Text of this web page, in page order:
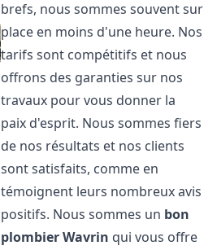
brefs, nous sommes souvent sur
place en moins d'une heure. Nos
tarifs sont compétitifs et nous
offrons des garanties sur nos
travaux pour vous donner la
paix d'esprit. Nous sommes fiers
de nos résultats et nos clients
sont satisfaits, comme en
témoignent leurs nombreux avis
positifs. Nous sommes un bon
plombierWavrin qui vous offre